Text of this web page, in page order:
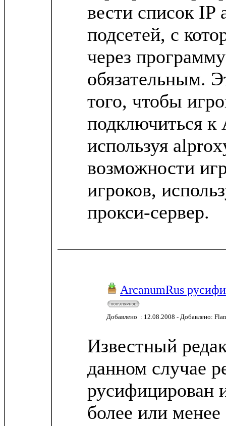
вести список IP
подсетей, с
через
обязательным.
того, чтобы
подключиться к
используя
возможности
игроков,
прокси-сервер.
ArcanumRus
Добавлено : 12.08.2008 - Добавлено:
Известный
данном случае
русифицирован
более или